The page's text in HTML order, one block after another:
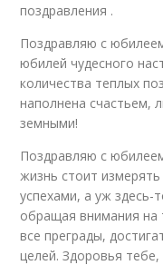
поздравления .
Поздравляю с
юбилей чудесного
количества теплых
наполнена счастьем,
земными!
Поздравляю с
жизнь стоит
успехами, а уж здесь-
обращая внимания на
все преграды,
целей. Здоровья